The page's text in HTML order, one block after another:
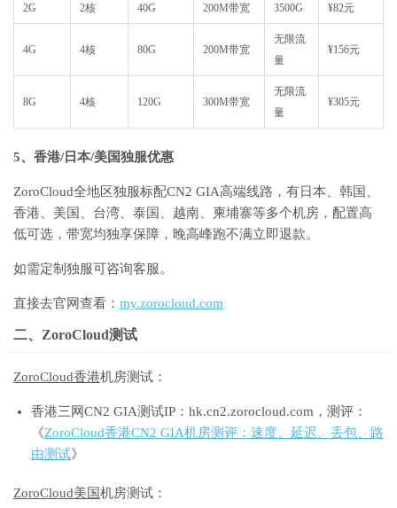
2G 2核 40G 200M带宽 3500G ¥82元
4G 4核 80G 200M带宽
无限流
量
¥156元
8G 4核 120G 300M带宽
无限流
量
¥305元
5、香港/日本/美国独服优惠
ZoroCloud全地区独服标配CN2 GIA高端线路，有日本、韩国、
香港、美国、台湾、泰国、越南、柬埔寨等多个机房，配置高
低可选，带宽均独享保障，晚高峰跑不满立即退款。
如需定制独服可咨询客服。
直接去官网查看： my.zorocloud.com
二、ZoroCloud测试
ZoroCloud香港机房测试：
香港三网CN2 GIA测试IP：hk.cn2.zorocloud.com，测评：
《ZoroCloud香港CN2 GIA机房测评：速度、延迟、丢包、路
由测试》
ZoroCloud美国机房测试：